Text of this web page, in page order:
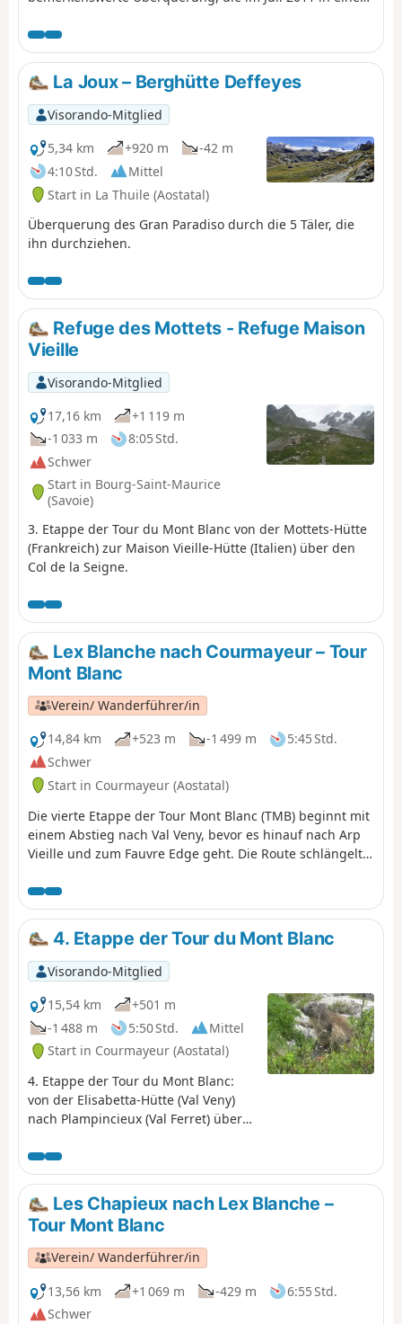
des Aostatals entdecken kann und die auf einem
Balkonweg auf dem Gipfel des Gran Paradiso endet.
La Joux – Berghütte Deffeyes
Visorando-Mitglied
5,34 km
+920 m
-42 m
4:10 Std.
Mittel
Start in La Thuile (Aostatal)
Überquerung des Gran Paradiso durch die 5 Täler, die
ihn durchziehen.
Refuge des Mottets - Refuge Maison
Vieille
Visorando-Mitglied
17,16 km
+1 119 m
-1 033 m
8:05 Std.
Schwer
Start in Bourg-Saint-Maurice
(Savoie)
3. Etappe der Tour du Mont Blanc von der Mottets-Hütte
(Frankreich) zur Maison Vieille-Hütte (Italien) über den
Col de la Seigne.
Lex Blanche nach Courmayeur – Tour
Mont Blanc
Verein/ Wanderführer/in
14,84 km
+523 m -1 499 m
5:45 Std.
Schwer
Start in Courmayeur (Aostatal)
Die vierte Etappe der Tour Mont Blanc (TMB) beginnt mit
einem Abstieg nach Val Veny, bevor es hinauf nach Arp
Vieille und zum Fauvre Edge geht. Die Route schlängelt
und führt dann 800 m hinunter nach Courmayeur. Los
geht's! Die TMB ist ein klassischer Fernwanderweg , der
um den Mont Blanc herumführt , von Frankreich nach
Italien und durch die Schweiz verläuft , bevor er wieder
nach Frankreich zurückkehrt__ .
4. Etappe der Tour du Mont Blanc
Visorando-Mitglied
15,54 km
+501 m
-1 488 m
5:50 Std.
Mittel
Start in Courmayeur (Aostatal)
4. Etappe der Tour du Mont Blanc:
von der Elisabetta-Hütte (Val Veny)
nach Plampincieux (Val Ferret) über
Courmayeur.
Les Chapieux nach Lex Blanche –
Tour Mont Blanc
Verein/ Wanderführer/in
13,56 km
+1 069 m -429 m
6:55 Std.
Schwer